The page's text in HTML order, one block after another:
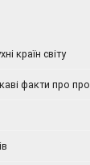
країн світу
факти про